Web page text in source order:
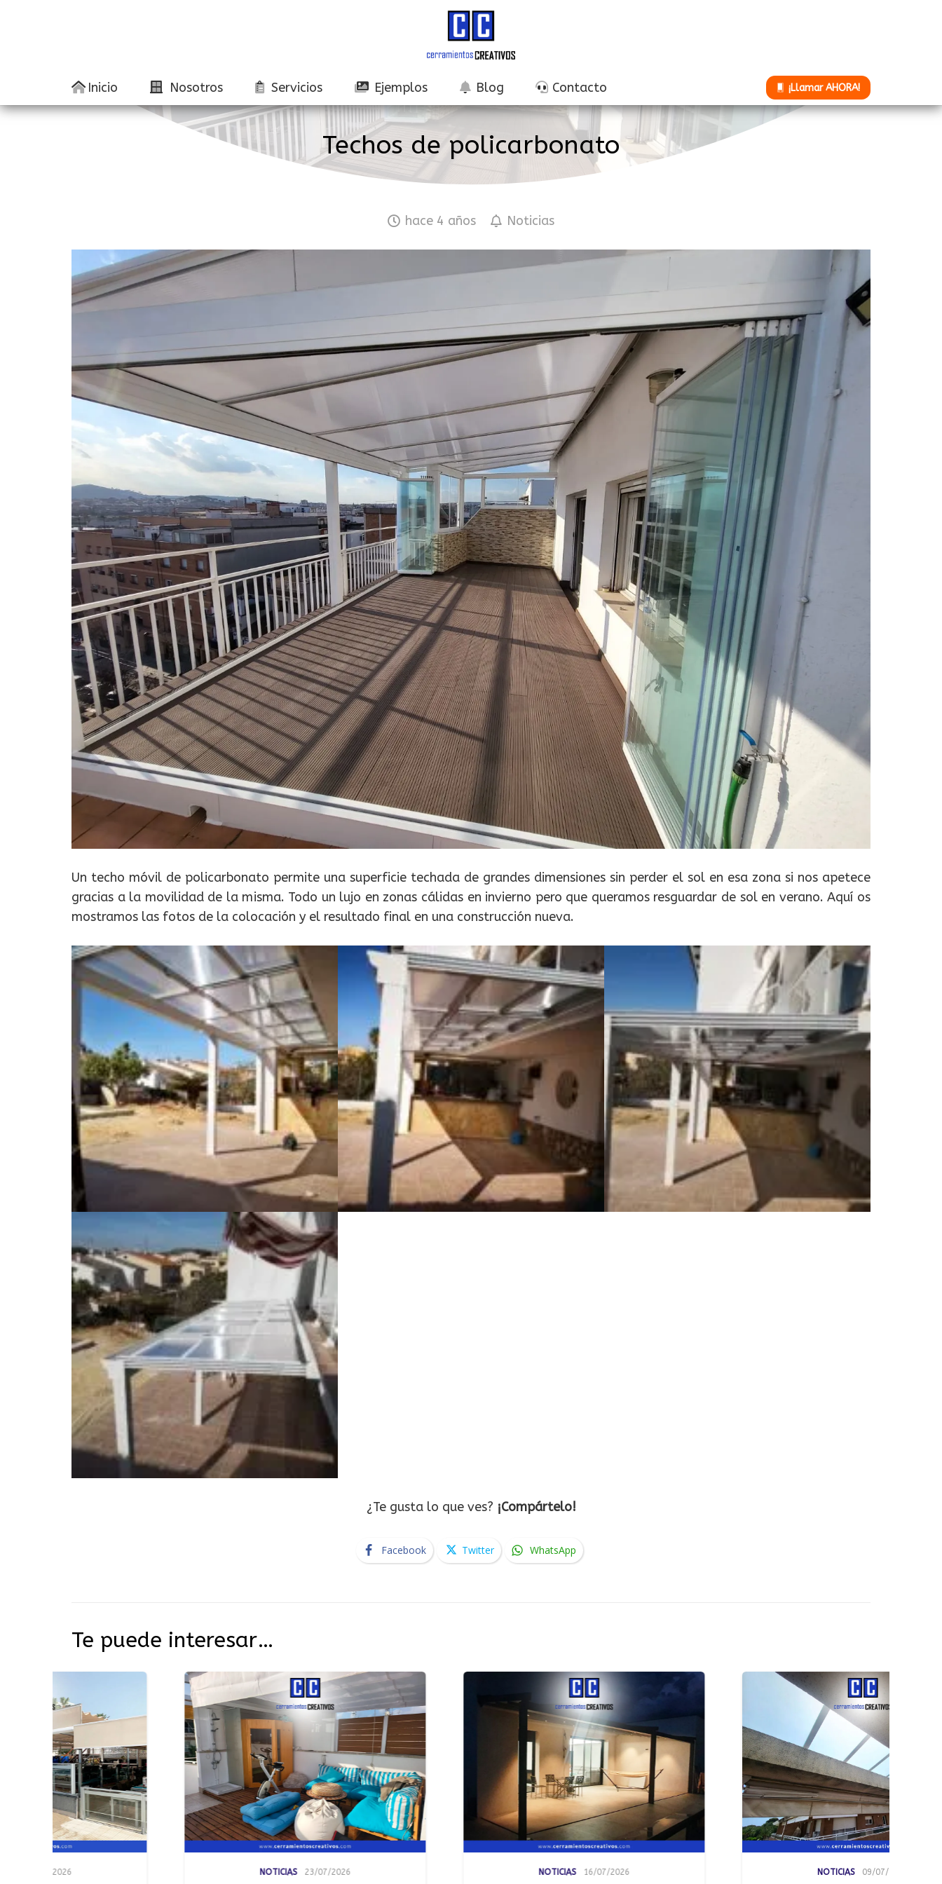
Inicio Nosotros Servicios Ejemplos Blog Contacto ¡Llamar AHORA!
Techos de policarbonato
hace 4 años Noticias
Un techo móvil de policarbonato permite una superficie techada de grandes dimensiones sin perder el sol en esa zona si nos apetece
gracias a la movilidad de la misma. Todo un lujo en zonas cálidas en invierno pero que queramos resguardar de sol en verano. Aquí os
mostramos las fotos de la colocación y el resultado final en una construcción nueva.
¿Te gusta lo que ves? ¡Compártelo!
Facebook Twitter WhatsApp
Te puede interesar…